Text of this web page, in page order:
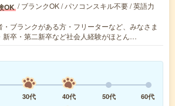
OK / ブランクOK / パソコンスキル不要 / 英語力
ブランクがある方・フリーターなど、みなさま
卒・第二新卒など社会人経験がほとん…
30代 40代 50代
60代